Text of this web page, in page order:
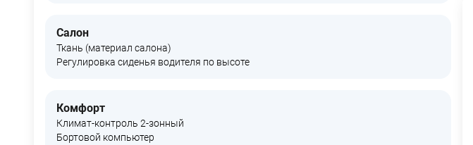
Салон
Ткань (материал салона)
Регулировка сиденья водителя по высоте
Комфорт
Климат-контроль 2-зонный
Бортовой компьютер